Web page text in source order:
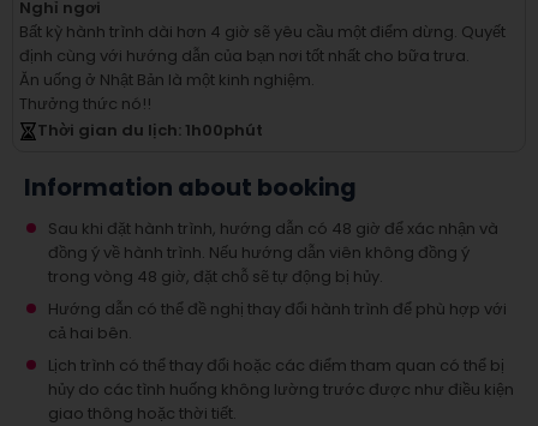
Nghỉ ngơi
Bất kỳ hành trình dài hơn 4 giờ sẽ yêu cầu một điểm dừng. Quyết
định cùng với hướng dẫn của bạn nơi tốt nhất cho bữa trưa.
Ăn uống ở Nhật Bản là một kinh nghiệm.
Thưởng thức nó!!
Thời gian du lịch: 1h00phút
Information about booking
Sau khi đặt hành trình, hướng dẫn có 48 giờ để xác nhận và
đồng ý về hành trình. Nếu hướng dẫn viên không đồng ý
trong vòng 48 giờ, đặt chỗ sẽ tự động bị hủy.
Hướng dẫn có thể đề nghị thay đổi hành trình để phù hợp với
cả hai bên.
Lịch trình có thể thay đổi hoặc các điểm tham quan có thể bị
hủy do các tình huống không lường trước được như điều kiện
giao thông hoặc thời tiết.